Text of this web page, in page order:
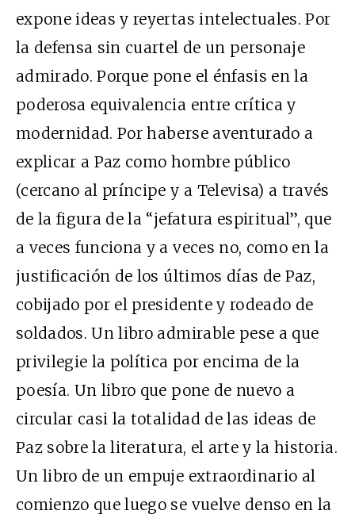
expone ideas y reyertas intelectuales. Por
la defensa sin cuartel de un personaje
admirado. Porque pone el énfasis en la
poderosa equivalencia entre crítica y
modernidad. Por haberse aventurado a
explicar a Paz como hombre público
(cercano al príncipe y a Televisa) a través
de la figura de la “jefatura espiritual”, que
a veces funciona y a veces no, como en la
justificación de los últimos días de Paz,
cobijado por el presidente y rodeado de
soldados. Un libro admirable pese a que
privilegie la política por encima de la
poesía. Un libro que pone de nuevo a
circular casi la totalidad de las ideas de
Paz sobre la literatura, el arte y la historia.
Un libro de un empuje extraordinario al
comienzo que luego se vuelve denso en la